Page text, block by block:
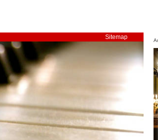
Sitemap